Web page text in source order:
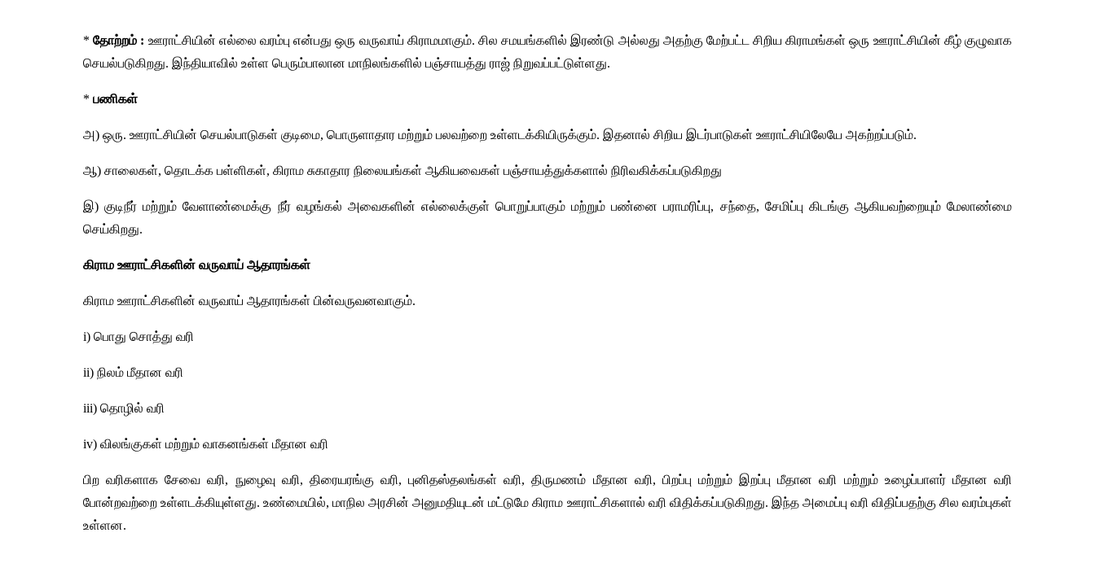
* தோற்றம் : ஊராட்சியின் எல்லை வரம்பு என்பது ஒரு வருவாய் கிராமமாகும். சில சமயங்களில் இரண்டு அல்லது அதற்கு மேற்பட்ட சிறிய கிராமங்கள் ஒரு ஊராட்சியின் கீழ் குழுவாக
செயல்படுகிறது. இந்தியாவில் உள்ள பெரும்பாலான மாநிலங்களில் பஞ்சாயத்து ராஜ் நிறுவப்பட்டுள்ளது.
* பணிகள்
அ) ஒரு. ஊராட்சியின் செயல்பாடுகள் குடிமை, பொருளாதார மற்றும் பலவற்றை உள்ளடக்கியிருக்கும். இதனால் சிறிய இடர்பாடுகள் ஊராட்சியிலேயே அகற்றப்படும்.
ஆ) சாலைகள், தொடக்க பள்ளிகள், கிராம சுகாதார நிலையங்கள் ஆகியவைகள் பஞ்சாயத்துக்களால் நிரிவகிக்கப்படுகிறது
இ) குடிநீர் மற்றும் வேளாண்மைக்கு நீர் வழங்கல் அவைகளின் எல்லைக்குள் பொறுப்பாகும் மற்றும் பண்னை பராமரிப்பு, சந்தை, சேமிப்பு கிடங்கு ஆகியவற்றையும் மேலாண்மை
செய்கிறது.
கிராம ஊராட்சிகளின் வருவாய் ஆதாரங்கள்
கிராம ஊராட்சிகளின் வருவாய் ஆதாரங்கள் பின்வருவனவாகும்.
i) பொது சொத்து வரி
ii) நிலம் மீதான வரி
iii) தொழில் வரி
iv) விலங்குகள் மற்றும் வாகனங்கள் மீதான வரி
பிற வரிகளாக சேவை வரி, நுழைவு வரி, திரையரங்கு வரி, புனிதஸ்தலங்கள் வரி, திருமணம் மீதான வரி, பிறப்பு மற்றும் இறப்பு மீதான வரி மற்றும் உழைப்பாளர் மீதான வரி
போன்றவற்றை உள்ளடக்கியுள்ளது. உண்மையில், மாநில அரசின் அனுமதியுடன் மட்டுமே கிராம ஊராட்சிகளால் வரி விதிக்கப்படுகிறது. இந்த அமைப்பு வரி விதிப்பதற்கு சில வரம்புகள்
உள்ளன.